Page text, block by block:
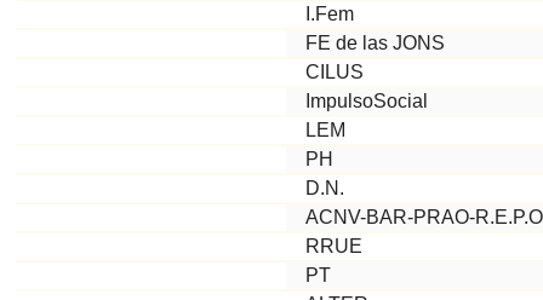
I.Fem
FE de las JONS
CILUS
ImpulsoSocial
LEM
PH
D.N.
ACNV-BAR-PRAO-
RRUE
PT